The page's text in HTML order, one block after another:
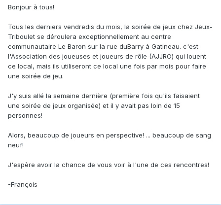
Bonjour à tous!
Tous les derniers vendredis du mois, la soirée de jeux chez Jeux-
Triboulet se déroulera exceptionnellement au centre
communautaire Le Baron sur la rue duBarry à Gatineau. c'est
l'Association des joueuses et joueurs de rôle (AJJRO) qui louent
ce local, mais ils utiliseront ce local une fois par mois pour faire
une soirée de jeu.
J'y suis allé la semaine dernière (première fois qu'ils faisaient
une soirée de jeux organisée) et il y avait pas loin de 15
personnes!
Alors, beaucoup de joueurs en perspective! ... beaucoup de sang
neuf!
J'espère avoir la chance de vous voir à l'une de ces rencontres!
-François